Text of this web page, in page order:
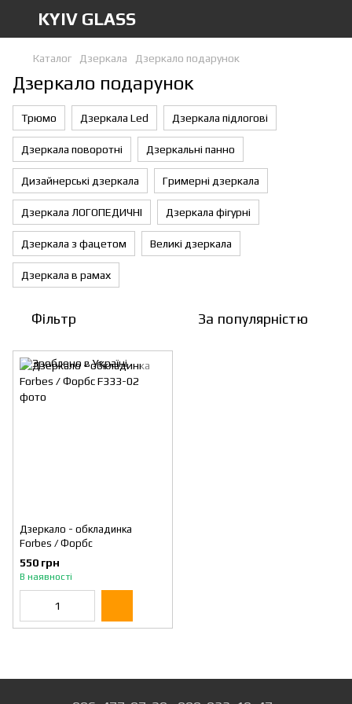
KYIV GLASS
Каталог Дзеркала Дзеркало подарунок
Дзеркало подарунок
Трюмо Дзеркала Led Дзеркала підлогові
Дзеркала поворотні Дзеркальні панно
Дизайнерські дзеркала Гримерні дзеркала
Дзеркала ЛОГОПЕДИЧНІ Дзеркала фігурні
Дзеркала з фацетом Великі дзеркала
Дзеркала в рамах
Фільтр За популярністю
Дзеркало - обкладинка
Forbes / Форбс
550 грн
В наявності